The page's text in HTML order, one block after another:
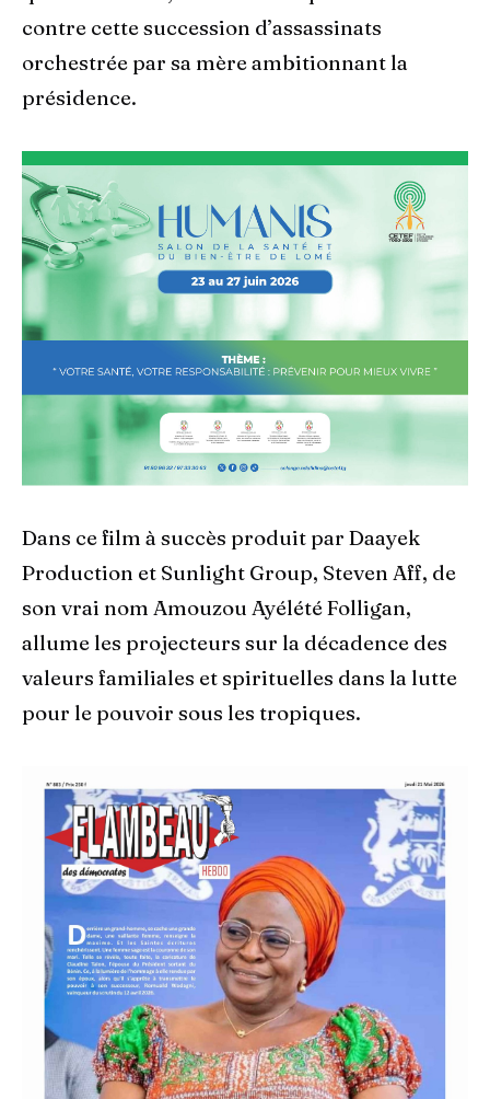
contre cette succession d’assassinats
orchestrée par sa mère ambitionnant la
présidence.
Dans ce film à succès produit par Daayek
Production et Sunlight Group, Steven Aff, de
son vrai nom Amouzou Ayélété Folligan,
allume les projecteurs sur la décadence des
valeurs familiales et spirituelles dans la lutte
pour le pouvoir sous les tropiques.